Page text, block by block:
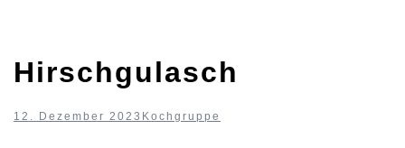
Hirschgulasch
12. Dezember 2023 Kochgruppe